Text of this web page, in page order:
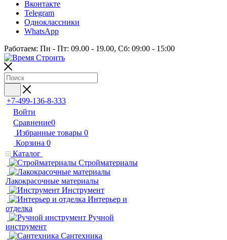
Вконтакте
Telegram
Одноклассники
WhatsApp
Работаем: Пн - Пт: 09.00 - 19.00, Сб: 09:00 - 15:00
+7-499-136-8-333
Войти
Сравнение0
Избранные товары 0
Корзина 0
Каталог
Стройматериалы
Лакокрасочные материалы
Инструмент
Интерьер и
отделка
Ручной
инструмент
Сантехника